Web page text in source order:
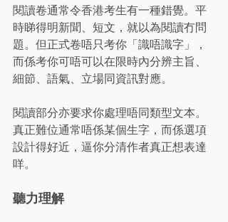
閱讀卷通常令香港考生有一種錯覺。平
時睇得明新聞、短文，就以為閱讀冇問
題。但正式卷唔只考你「識唔識字」，
而係考你可唔可以在限時內分辨主旨、
細節、語氣、立場同資訊對應。
閱讀部分亦要求你處理唔同類型文本。
真正難位通常唔係某個生字，而係選項
設計得好近，逼你分清作者真正想表達
咩。
聽力理解